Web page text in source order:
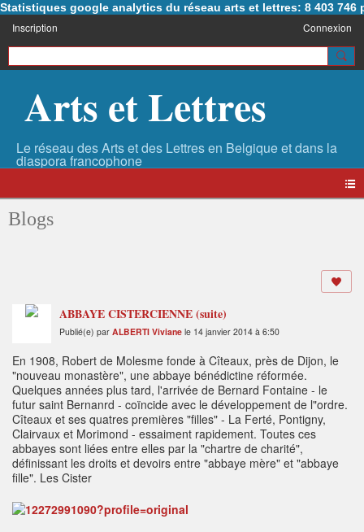
Statistiques google analytics du réseau arts et lettres: 8 403 746
Inscription Connexion
Arts et Lettres
Blogs
ABBAYE CISTERCIENNE (suite)
Publié(e) par ALBERTI Viviane le 14 janvier 2014 à 6:50
En 1908, Robert de Molesme fonde à Cîteaux, près de Dijon, le
"nouveau monastère", une abbaye bénédictine réformée.
Quelques années plus tard, l'arrivée de Bernard Fontaine - le
futur saint Bernanrd - coïncide avec le développement de l"ordre.
Cîteaux et ses quatres premières "filles" - La Ferté, Pontigny,
Clairvaux et Morimond - essaiment rapidement. Toutes ces
abbayes sont liées entre elles par la "chartre de charité",
définissant les droits et devoirs entre "abbaye mère" et "abbaye
fille". Les Cister